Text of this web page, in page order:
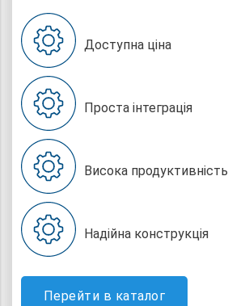
Доступна ціна
Проста інтеграція
Висока продуктивність
Надійна конструкція
Перейти в каталог